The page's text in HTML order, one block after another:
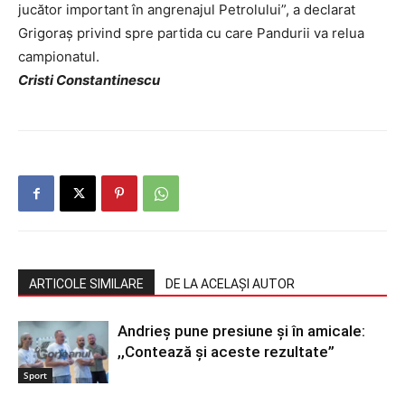
jucător important în angrenajul Petrolului”, a declarat
Grigoraș privind spre partida cu care Pandurii va relua
campionatul.
Cristi Constantinescu
ARTICOLE SIMILARE DE LA ACELAȘI AUTOR
Sport
Andrieș pune presiune și în amicale:
,,Contează și aceste rezultate”